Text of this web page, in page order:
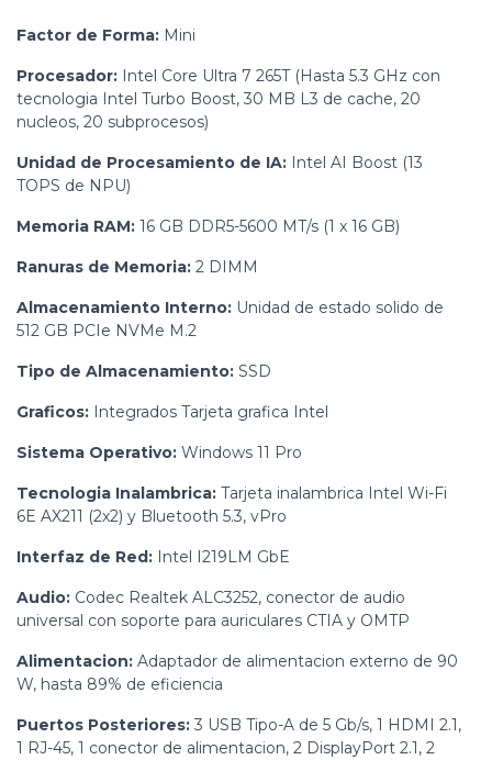
Factor de Forma: Mini
Procesador: Intel Core Ultra 7 265T (Hasta 5.3 GHz con
tecnologia Intel Turbo Boost, 30 MB L3 de cache, 20
nucleos, 20 subprocesos)
Unidad de Procesamiento de IA: Intel AI Boost (13
TOPS de NPU)
Memoria RAM: 16 GB DDR5-5600 MT/s (1 x 16 GB)
Ranuras de Memoria: 2 DIMM
Almacenamiento Interno: Unidad de estado solido de
512 GB PCIe NVMe M.2
Tipo de Almacenamiento: SSD
Graficos: Integrados Tarjeta grafica Intel
Sistema Operativo: Windows 11 Pro
Tecnologia Inalambrica: Tarjeta inalambrica Intel Wi-Fi
6E AX211 (2x2) y Bluetooth 5.3, vPro
Interfaz de Red: Intel I219LM GbE
Audio: Codec Realtek ALC3252, conector de audio
universal con soporte para auriculares CTIA y OMTP
Alimentacion: Adaptador de alimentacion externo de 90
W, hasta 89% de eficiencia
Puertos Posteriores: 3 USB Tipo-A de 5 Gb/s, 1 HDMI 2.1,
1 RJ-45, 1 conector de alimentacion, 2 DisplayPort 2.1, 2